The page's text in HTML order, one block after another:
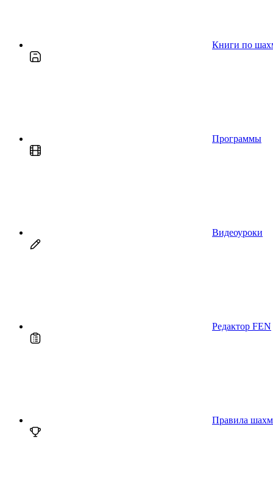
Книги по
Программы
Видеоуроки
Редактор FEN
Правила